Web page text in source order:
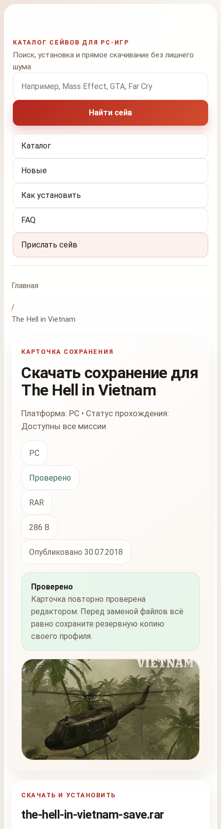
КАТАЛОГ СЕЙВОВ ДЛЯ PC-ИГР
Поиск, установка и прямое скачивание без лишнего
шума
Поиск по названию игры
Найти сейв
Каталог
Новые
Как установить
FAQ
Прислать сейв
Главная
/
The Hell in Vietnam
КАРТОЧКА СОХРАНЕНИЯ
Скачать сохранение для
The Hell in Vietnam
Платформа: PC • Статус прохождения:
Доступны все миссии
PC
Проверено
RAR
286 B
Опубликовано 30.07.2018
Проверено
Карточка повторно проверена
редактором. Перед заменой файлов всё
равно сохраните резервную копию
своего профиля.
СКАЧАТЬ И УСТАНОВИТЬ
the-hell-in-vietnam-save.rar